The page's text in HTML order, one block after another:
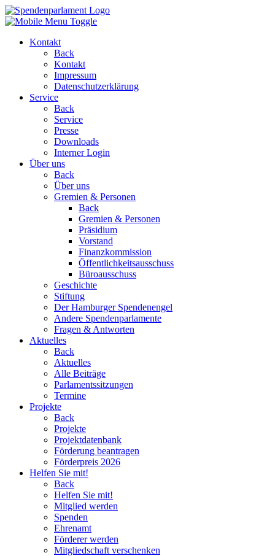
Kontakt
Back
Kontakt
Impressum
Datenschutzerklärung
Service
Back
Service
Presse
Downloads
Interner Login
Über uns
Back
Über uns
Gremien & Personen
Back
Gremien & Personen
Präsidium
Vorstand
Finanzkommission
Öffentlichkeitsausschuss
Büroausschuss
Geschichte
Stiftung
Der Hamburger Spendenengel
Andere Spendenparlamente
Fragen & Antworten
Aktuelles
Back
Aktuelles
Alle Beiträge
Parlamentssitzungen
Termine
Projekte
Back
Projekte
Projektdatenbank
Förderung beantragen
Förderpreis 2026
Helfen Sie mit!
Back
Helfen Sie mit!
Mitglied werden
Spenden
Ehrenamt
Förderer werden
Mitgliedschaft verschenken